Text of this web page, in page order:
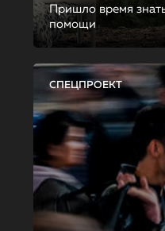
Пришло время
помощи
СПЕЦПРОЕКТ